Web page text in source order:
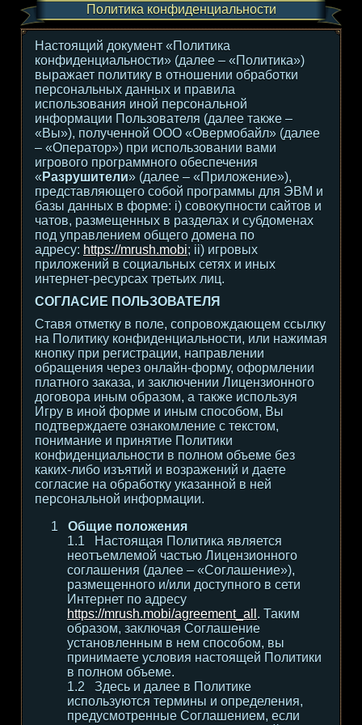
Политика конфиденциальности
Настоящий документ «Политика
конфиденциальности» (далее – «Политика»)
выражает политику в отношении обработки
персональных данных и правила
использования иной персональной
информации Пользователя (далее также –
«Вы»), полученной ООО «Овермобайл» (далее
– «Оператор») при использовании вами
игрового программного обеспечения
«Разрушители» (далее – «Приложение»),
представляющего собой программы для ЭВМ и
базы данных в форме: i) совокупности сайтов и
чатов, размещенных в разделах и субдоменах
под управлением общего домена по
адресу: https://mrush.mobi; ii) игровых
приложений в социальных сетях и иных
интернет-ресурсах третьих лиц.
СОГЛАСИЕ ПОЛЬЗОВАТЕЛЯ
Ставя отметку в поле, сопровождающем ссылку
на Политику конфиденциальности, или нажимая
кнопку при регистрации, направлении
обращения через онлайн-форму, оформлении
платного заказа, и заключении Лицензионного
договора иным образом, а также используя
Игру в иной форме и иным способом, Вы
подтверждаете ознакомление с текстом,
понимание и принятие Политики
конфиденциальности в полном объеме без
каких-либо изъятий и возражений и даете
согласие на обработку указанной в ней
персональной информации.
Общие положения
Настоящая Политика является
неотъемлемой частью Лицензионного
соглашения (далее – «Соглашение»),
размещенного и/или доступного в сети
Интернет по адресу
https://mrush.mobi/agreement_all . Таким
образом, заключая Соглашение
установленным в нем способом, вы
принимаете условия настоящей Политики
в полном объеме.
Здесь и далее в Политике
используются термины и определения,
предусмотренные Соглашением, если